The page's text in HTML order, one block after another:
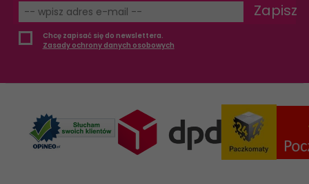
Zapisz
Chcę zapisać się do newslettera.
Zasady ochrony danych osobowych